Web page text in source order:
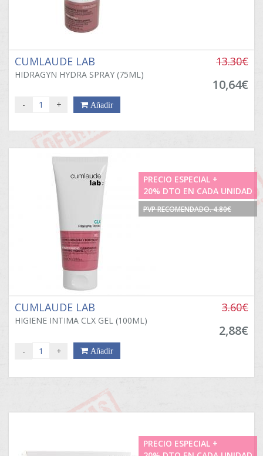
CUMLAUDE LAB
HIDRAGYN HYDRA SPRAY (75ML)
13.30€
10,64€
- + Añadir
PRECIO ESPECIAL +
20% DTO EN CADA UNIDAD
PVP RECOMENDADO. 4.80€
CUMLAUDE LAB
HIGIENE INTIMA CLX GEL (100ML)
3.60€
2,88€
- + Añadir
PRECIO ESPECIAL +